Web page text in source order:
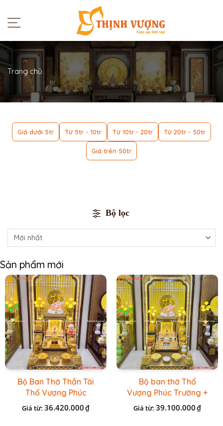
Trang chủ
Giá dưới 5tr Từ 5tr - 10tr Từ 10tr - 20tr Từ 20tr - 50tr
Giá trên 50tr
Bộ lọc
Sản phẩm mới
Bộ Ban Thờ Thần Tài
Thổ Vượng Phúc
Trường + Bộ Đồ Sứ
Cao Cấp Gấm Vàng
Giá từ: 36.420.000₫
Bộ ban thờ Thổ
Vượng Phúc Trường +
Đồ Sứ Vàng Đá Cao
Giá từ: 39.100.000₫